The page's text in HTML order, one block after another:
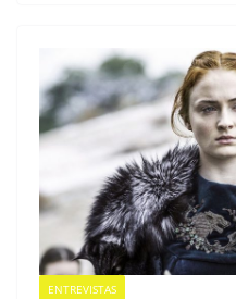
ENTREVISTAS